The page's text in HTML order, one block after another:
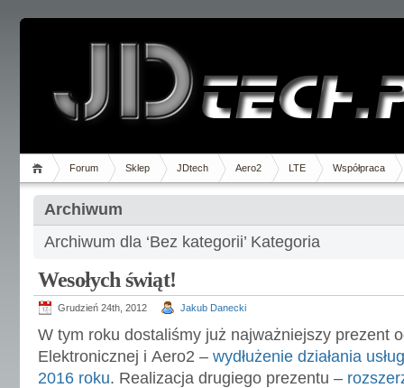
Forum Sklep JDtech Aero2 LTE Współpraca
Archiwum
Archiwum dla ‘Bez kategorii’ Kategoria
Wesołych świąt!
Grudzień 24th, 2012 Jakub Danecki
W tym roku dostaliśmy już najważniejszy prezent
Elektronicznej i Aero2 – wydłużenie działania
2016 roku. Realizacja drugiego prezentu –